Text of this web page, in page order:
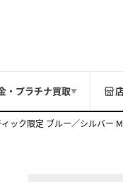
・プラチナ買取▼
ック限定 ブルー／シルバー